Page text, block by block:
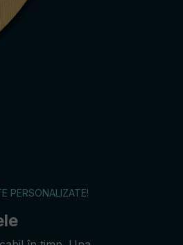
PERSONALIZATE!